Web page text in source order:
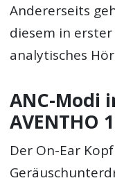
Andererseits
diesem in
analytisches
ANC-Modi
AVENTHO
Der On-Ear